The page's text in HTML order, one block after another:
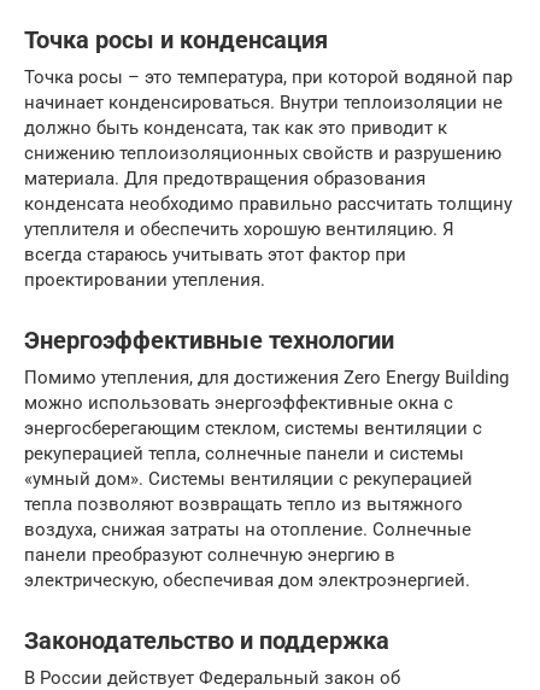
Точка росы и конденсация
Точка росы – это температура, при которой водяной пар
начинает конденсироваться. Внутри теплоизоляции не
должно быть конденсата, так как это приводит к
снижению теплоизоляционных свойств и разрушению
материала. Для предотвращения образования
конденсата необходимо правильно рассчитать толщину
утеплителя и обеспечить хорошую вентиляцию. Я
всегда стараюсь учитывать этот фактор при
проектировании утепления.
Энергоэффективные технологии
Помимо утепления, для достижения Zero Energy Building
можно использовать энергоэффективные окна с
энергосберегающим стеклом, системы вентиляции с
рекуперацией тепла, солнечные панели и системы
«умный дом». Системы вентиляции с рекуперацией
тепла позволяют возвращать тепло из вытяжного
воздуха, снижая затраты на отопление. Солнечные
панели преобразуют солнечную энергию в
электрическую, обеспечивая дом электроэнергией.
Законодательство и поддержка
В России действует Федеральный закон об